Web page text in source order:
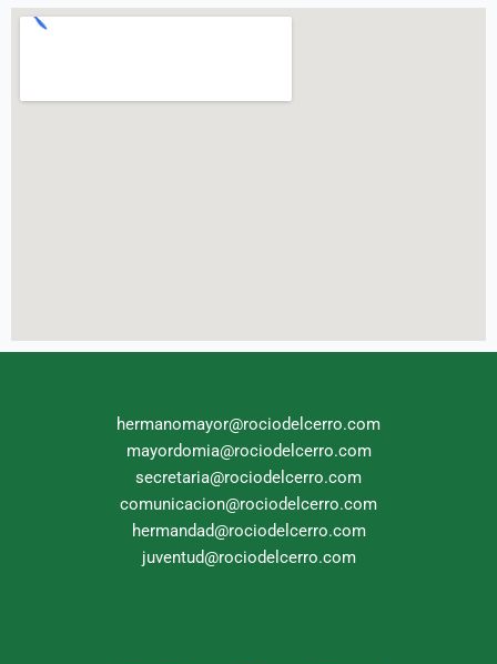
hermanomayor@rociodelcerro.com
mayordomia@rociodelcerro.com
secretaria@rociodelcerro.com
comunicacion@rociodelcerro.com
hermandad@rociodelcerro.com
juventud@rociodelcerro.com